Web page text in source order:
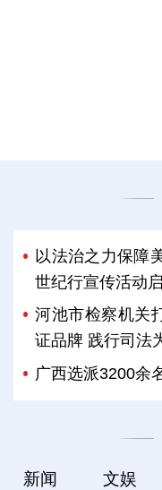
以法治之力保障
世纪行宣传活动
河池市检察机关
证品牌 践行司法
广西选派3200余
新闻 文娱